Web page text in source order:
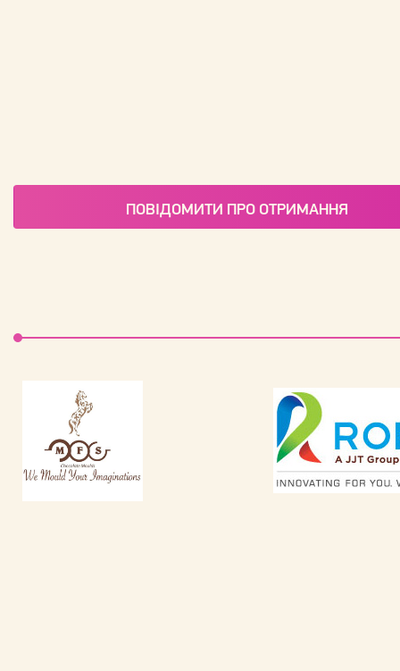
ПОВІДОМИТИ ПРО ОТРИМАННЯ